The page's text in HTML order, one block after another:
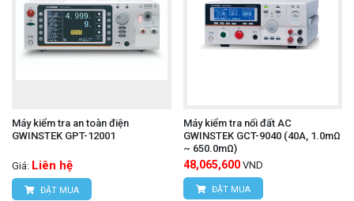
Máy kiểm tra an toàn điện
GWINSTEK GPT-12001
Giá: Liên hệ
ĐẶT MUA
Máy kiểm tra nối đất AC
GWINSTEK GCT-9040 (40A, 1.0mΩ
~ 650.0mΩ)
48,065,600 VND
ĐẶT MUA